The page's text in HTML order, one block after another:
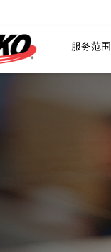
服务范围